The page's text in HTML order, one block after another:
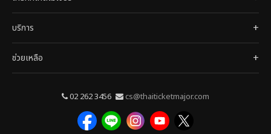
บริการ
ช่วยเหลือ
02 262 3456 cs@thaiticketmajor.com